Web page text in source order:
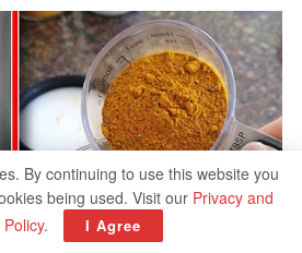
By continuing to use this website you
being used. Visit our Privacy and
. I Agree